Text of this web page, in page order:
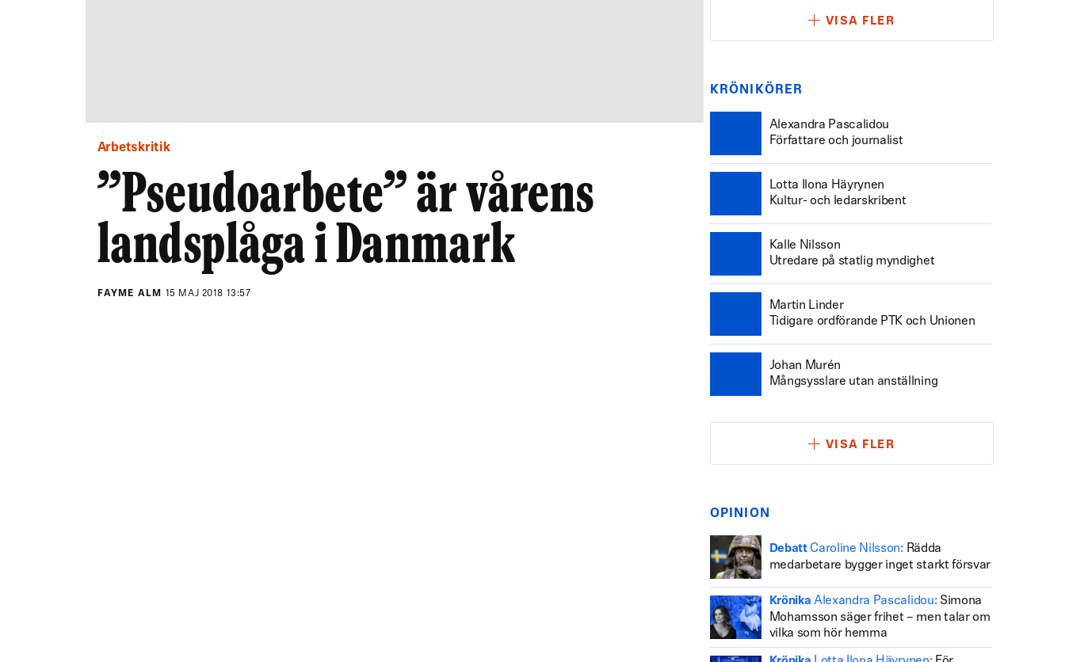
Arbetskritik
”Pseudoarbete” är vårens
landsplåga i Danmark
FAYME ALM 15 MAJ 2018 13:57
VISA FLER
KRÖNIKÖRER
Alexandra Pascalidou
Författare och journalist
Lotta Ilona Häyrynen
Kultur- och ledarskribent
Kalle Nilsson
Utredare på statlig myndighet
Martin Linder
Tidigare ordförande PTK och Unionen
Johan Murén
Mångsysslare utan anställning
VISA FLER
OPINION
Debatt Caroline Nilsson: Rädda
medarbetare bygger inget starkt försvar
Krönika Alexandra Pascalidou: Simona
Mohamsson säger frihet – men talar om
vilka som hör hemma